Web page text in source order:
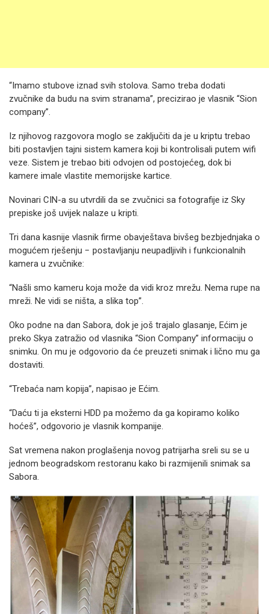
“Imamo stubove iznad svih stolova. Samo treba dodati
zvučnike da budu na svim stranama”, precizirao je vlasnik “Sion
company”.
Iz njihovog razgovora moglo se zaključiti da je u kriptu trebao
biti postavljen tajni sistem kamera koji bi kontrolisali putem wifi
veze. Sistem je trebao biti odvojen od postojećeg, dok bi
kamere imale vlastite memorijske kartice.
Novinari CIN-a su utvrdili da se zvučnici sa fotografije iz Sky
prepiske još uvijek nalaze u kripti.
Tri dana kasnije vlasnik firme obavještava bivšeg bezbjednjaka o
mogućem rješenju − postavljanju neupadljivih i funkcionalnih
kamera u zvučnike:
“Našli smo kameru koja može da vidi kroz mrežu. Nema rupe na
mreži. Ne vidi se ništa, a slika top”.
Oko podne na dan Sabora, dok je još trajalo glasanje, Ećim je
preko Skya zatražio od vlasnika “Sion Company” informaciju o
snimku. On mu je odgovorio da će preuzeti snimak i lično mu ga
dostaviti.
“Trebaća nam kopija”, napisao je Ećim.
“Daću ti ja eksterni HDD pa možemo da ga kopiramo koliko
hoćeš”, odgovorio je vlasnik kompanije.
Sat vremena nakon proglašenja novog patrijarha sreli su se u
jednom beogradskom restoranu kako bi razmijenili snimak sa
Sabora.